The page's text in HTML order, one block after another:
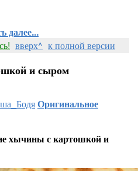
далее...
вверх^ к полной версии
и сыром
Оригинальное
хычины с картошкой и